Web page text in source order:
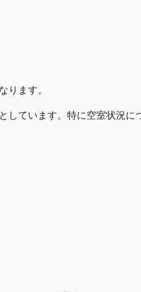
ります。
ています。特に空室状況